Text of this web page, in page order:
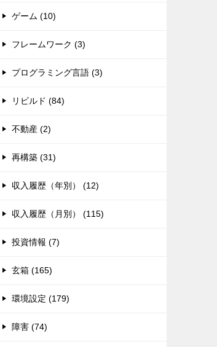
ゲーム (10)
フレームワーク (3)
プログラミング言語 (3)
リビルド (84)
不動産 (2)
再構築 (31)
収入履歴（年別） (12)
収入履歴（月別） (115)
投資情報 (7)
玄箱 (165)
環境設定 (179)
障害 (74)